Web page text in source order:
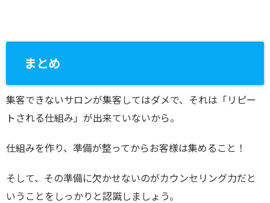
まとめ
集客できないサロンが集客してはダメで、それは「リピー
トされる仕組み」が出来ていないから。
仕組みを作り、準備が整ってからお客様は集めること！
そして、その準備に欠かせないのがカウンセリング力だと
いうことをしっかりと認識しましょう。